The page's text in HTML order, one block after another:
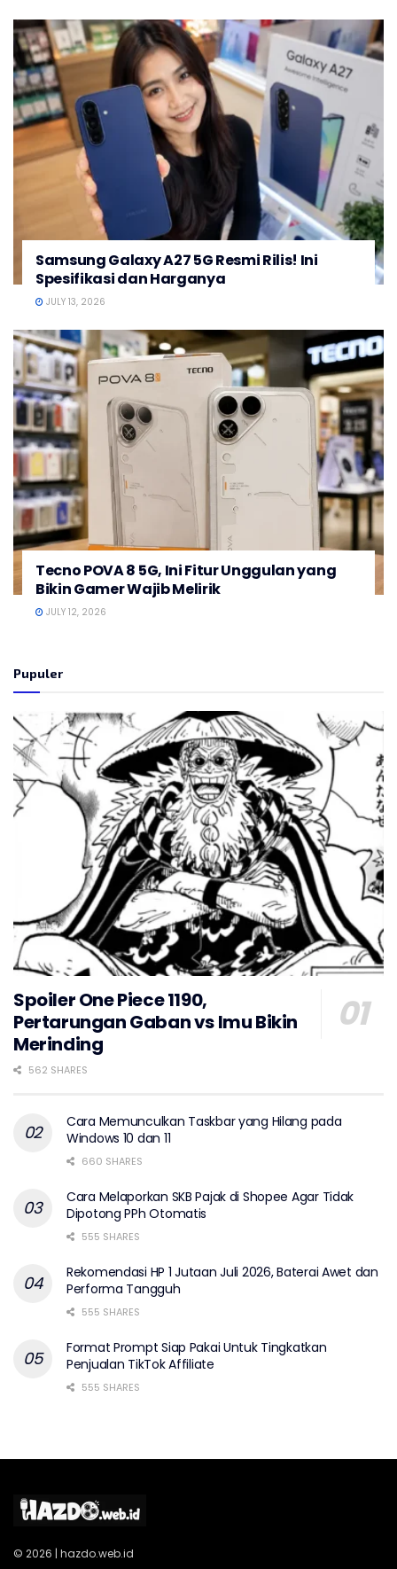
Samsung Galaxy A27 5G Resmi Rilis! Ini
Spesifikasi dan Harganya
JULY 13, 2026
Tecno POVA 8 5G, Ini Fitur Unggulan yang
Bikin Gamer Wajib Melirik
JULY 12, 2026
Pupuler
Spoiler One Piece 1190,
Pertarungan Gaban vs Imu Bikin
Merinding
562 SHARES
Cara Memunculkan Taskbar yang Hilang pada
Windows 10 dan 11
660 SHARES
Cara Melaporkan SKB Pajak di Shopee Agar Tidak
Dipotong PPh Otomatis
555 SHARES
Rekomendasi HP 1 Jutaan Juli 2026, Baterai Awet dan
Performa Tangguh
555 SHARES
Format Prompt Siap Pakai Untuk Tingkatkan
Penjualan TikTok Affiliate
555 SHARES
© 2026 | hazdo.web.id